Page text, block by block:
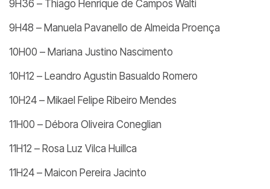
9H36 – Thiago Henrique de Campos Walti
9H48 – Manuela Pavanello de Almeida Proença
10H00 – Mariana Justino Nascimento
10H12 – Leandro Agustin Basualdo Romero
10H24 – Mikael Felipe Ribeiro Mendes
11H00 – Débora Oliveira Coneglian
11H12 – Rosa Luz Vilca Huillca
11H24 – Maicon Pereira Jacinto